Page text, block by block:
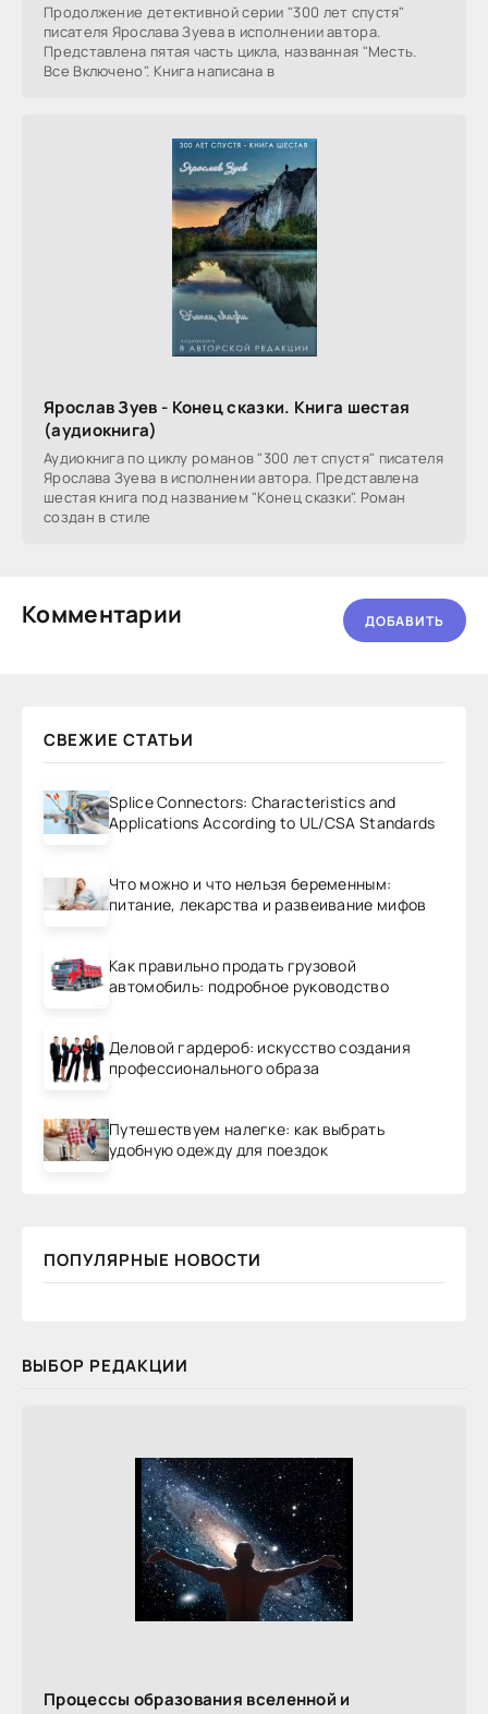
Продолжение детективной серии "300 лет спустя"
писателя Ярослава Зуева в исполнении автора.
Представлена пятая часть цикла, названная "Месть.
Все Включено". Книга написана в
Ярослав Зуев - Конец сказки. Книга шестая
(аудиокнига)
Аудиокнига по циклу романов "300 лет спустя" писателя
Ярослава Зуева в исполнении автора. Представлена
шестая книга под названием "Конец сказки". Роман
создан в стиле
Комментарии ДОБАВИТЬ
СВЕЖИЕ СТАТЬИ
Splice Connectors: Characteristics and
Applications According to UL/CSA Standards
Что можно и что нельзя беременным:
питание, лекарства и развеивание мифов
Как правильно продать грузовой
автомобиль: подробное руководство
Деловой гардероб: искусство создания
профессионального образа
Путешествуем налегке: как выбрать
удобную одежду для поездок
ПОПУЛЯРНЫЕ НОВОСТИ
ВЫБОР РЕДАКЦИИ
Процессы образования вселенной и